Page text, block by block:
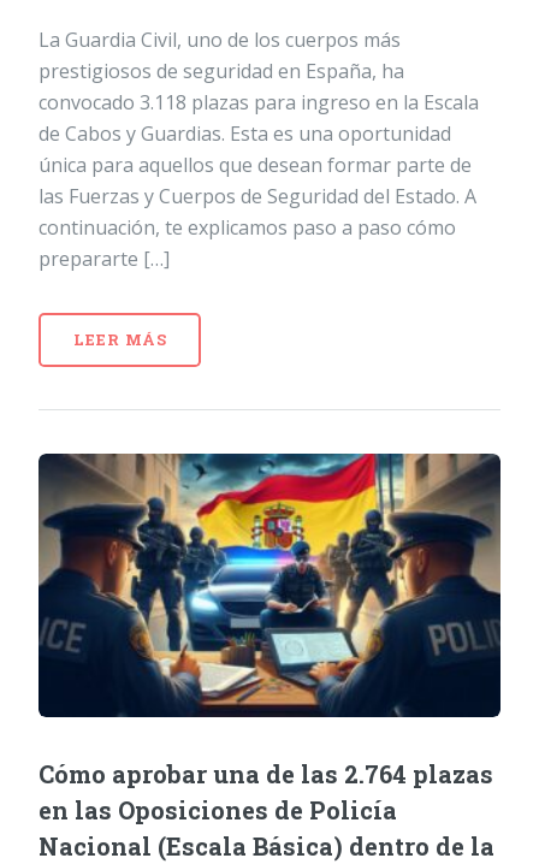
La Guardia Civil, uno de los cuerpos más
prestigiosos de seguridad en España, ha
convocado 3.118 plazas para ingreso en la Escala
de Cabos y Guardias. Esta es una oportunidad
única para aquellos que desean formar parte de
las Fuerzas y Cuerpos de Seguridad del Estado. A
continuación, te explicamos paso a paso cómo
prepararte […]
LEER MÁS
Cómo aprobar una de las 2.764 plazas
en las Oposiciones de Policía
Nacional (Escala Básica) dentro de la